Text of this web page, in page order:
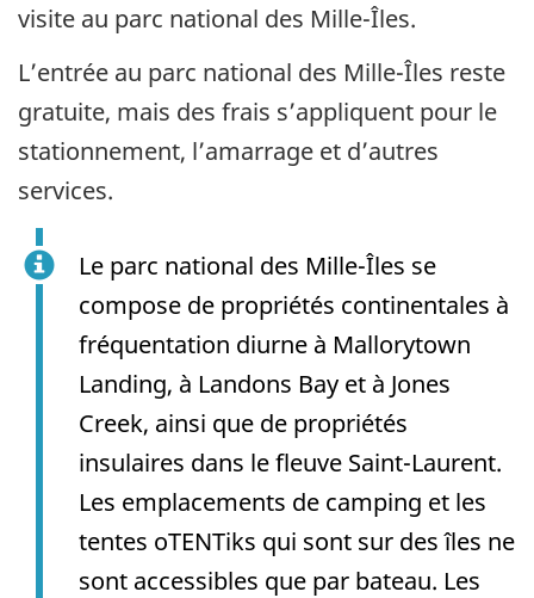
visite au parc national des Mille-Îles.
L’entrée au parc national des Mille-Îles reste
gratuite, mais des frais s’appliquent pour le
stationnement, l’amarrage et d’autres
services.
Le parc national des Mille-Îles se
compose de propriétés continentales à
fréquentation diurne à Mallorytown
Landing, à Landons Bay et à Jones
Creek, ainsi que de propriétés
insulaires dans le fleuve Saint-Laurent.
Les emplacements de camping et les
tentes oTENTiks qui sont sur des îles ne
sont accessibles que par bateau. Les